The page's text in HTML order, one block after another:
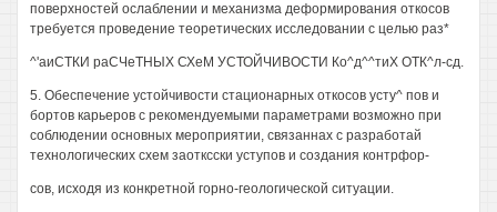
поверхностей ослаблении и механизма деформирования откосов
требуется проведение теоретических исследовании с целью раз*
^'аиСТКИ раСЧеТНЫХ СХеМ УСТОЙЧИВОСТИ Ко^д^^тиХ ОТК^л-сд.
5. Обеспечение устойчивости стационарных откосов усту^ пов и
бортов карьеров с рекомендуемыми параметрами возможно при
соблюдении основных мероприятии, связаннах с разработай
технологических схем заотксски уступов и создания контрфор-
сов, исходя из конкретной горно-геологической ситуации.